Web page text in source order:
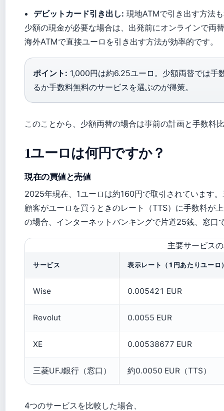
デビットカード引き出し: 現地ATMで引き出す方法
少額の現金が必要な場合は、出発前にオンラインで両
海外ATMで直接ユーロを引き出す方法が効率的です。
ポイント: 1,000円は約6.25ユーロ。少額両替では手
るか手数料無料のサービスを選ぶのが得策。
このことから、少額両替の場合は事前の計画と手数料
1ユーロは何円ですか？
現在の買値と売値
2025年現在、1ユーロは約160円で取引されています
顧客がユーロを買うときのレート（TTS）に手数料が
の場合、インターネットバンキングで片道25銭、窓口
主要サービス
サービス 表示レート（1円あたりユーロ
Wise 0.005421 EUR
Revolut 0.0055 EUR
XE 0.00538677 EUR
三菱UFJ銀行（窓口） 約0.0050 EUR（TTS）
4つのサービスを比較した場合、